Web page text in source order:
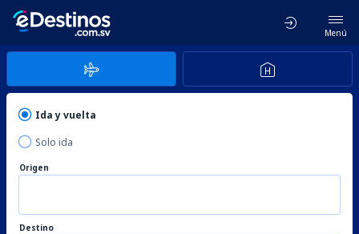
Menú
Ida y vuelta
Solo ida
Origen
Destino